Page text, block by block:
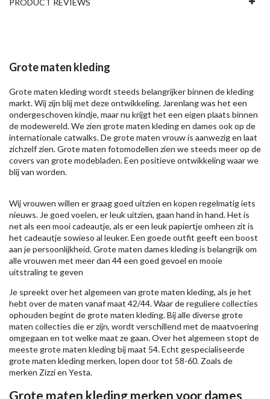
Grote maten kleding
Grote maten kleding wordt steeds belangrijker binnen de kleding
markt. Wij zijn blij met deze ontwikkeling. Jarenlang was het een
ondergeschoven kindje, maar nu krijgt het een eigen plaats binnen
de modewereld. We zien grote maten kleding en dames ook op de
internationale catwalks. De grote maten vrouw is aanwezig en laat
zichzelf zien. Grote maten fotomodellen zien we steeds meer op de
covers van grote modebladen. Een positieve ontwikkeling waar we
blij van worden.
Wij vrouwen willen er graag goed uitzien en kopen regelmatig iets
nieuws. Je goed voelen, er leuk uitzien, gaan hand in hand. Het is
net als een mooi cadeautje, als er een leuk papiertje omheen zit is
het cadeautje sowieso al leuker. Een goede outfit geeft een boost
aan je persoonlijkheid. Grote maten dames kleding is belangrijk om
alle vrouwen met meer dan 44 een goed gevoel en mooie
uitstraling te geven
Je spreekt over het algemeen van grote maten kleding, als je het
hebt over de maten vanaf maat 42/44. Waar de reguliere collecties
ophouden begint de grote maten kleding. Bij alle diverse grote
maten collecties die er zijn, wordt verschillend met de maatvoering
omgegaan en tot welke maat ze gaan. Over het algemeen stopt de
meeste grote maten kleding bij maat 54. Echt gespecialiseerde
grote maten kleding merken, lopen door tot 58-60. Zoals de
merken Zizzien Yesta.
Grote maten kleding merken voor dames